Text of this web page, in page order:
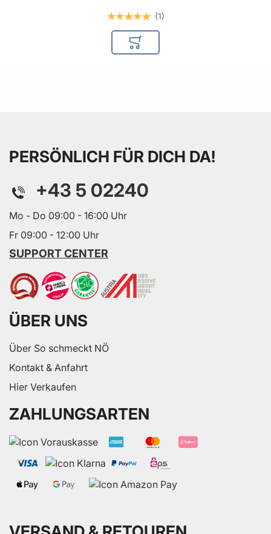
1
In den Warenkorb
PERSÖNLICH FÜR DICH DA!
+43 5 02240
Mo - Do 09:00 - 16:00 Uhr
Fr 09:00 - 12:00 Uhr
SUPPORT CENTER
ÜBER UNS
Über So schmeckt NÖ
Kontakt & Anfahrt
Hier Verkaufen
ZAHLUNGSARTEN